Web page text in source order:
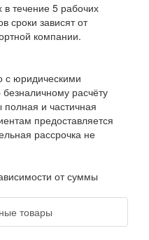
в течение 5 рабочих
сроки зависят от
компании.
с юридическими
расчёту
полная и частичная
предоставляется
рассрочка не
от суммы
товары